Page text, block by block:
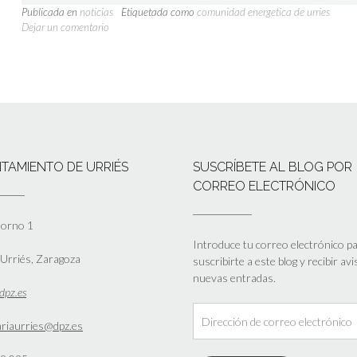
Publicada en noticias Etiquetada como comunidad energetica de urries
Dejar un comentario
DE URRIÉS
1
Zaragoza
SUSCRÍBETE AL BLOG POR
CORREO ELECTRÓNICO
Introduce tu correo electrónico
suscribirte a este blog y recibir
nuevas entradas.
de
correo